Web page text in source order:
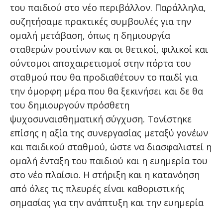
του παιδιού στο νέο περιβάλλον. Παράλληλα,
συζητήσαμε πρακτικές συμβουλές για την
ομαλή μετάβαση, όπως η δημιουργία
σταθερών ρουτίνων και οι θετικοί, φιλικοί και
σύντομοι αποχαιρετισμοί στην πόρτα του
σταθμού που θα προδιαθέτουν το παιδί για
την όμορφη μέρα που θα ξεκινήσει και δε θα
του δημιουργούν πρόσθετη
ψυχοσυναισθηματική σύγχυση. Τονίστηκε
επίσης η αξία της συνεργασίας μεταξύ γονέων
και παιδικού σταθμού, ώστε να διασφαλιστεί η
ομαλή ένταξη του παιδιού και η ευημερία του
στο νέο πλαίσιο. Η στήριξη και η κατανόηση
από όλες τις πλευρές είναι καθοριστικής
σημασίας για την ανάπτυξη και την ευημερία